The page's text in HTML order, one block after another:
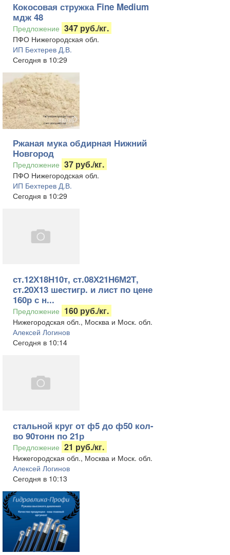
Кокосовая стружка Fine Medium
мдж 48
Предложение 347 руб./кг.
ПФО Нижегородская обл.
ИП Бехтерев Д.В.
Сегодня в 10:29
Ржаная мука обдирная Нижний
Новгород
Предложение 37 руб./кг.
ПФО Нижегородская обл.
ИП Бехтерев Д.В.
Сегодня в 10:29
ст.12Х18Н10т, ст.08Х21Н6М2Т,
ст.20Х13 шестигр. и лист по цене
160р с н...
Предложение 160 руб./кг.
Нижегородская обл., Москва и Моск. обл.
Алексей Логинов
Сегодня в 10:14
стальной круг от ф5 до ф50 кол-
во 90тонн по 21р
Предложение 21 руб./кг.
Нижегородская обл., Москва и Моск. обл.
Алексей Логинов
Сегодня в 10:13